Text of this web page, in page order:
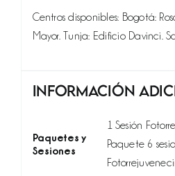
Centros disponibles: Bogotá:
Mayor. Tunja: Edificio Davinci.
Información
Paquetes y
Sesiones
1 Sesión
Paquete 6